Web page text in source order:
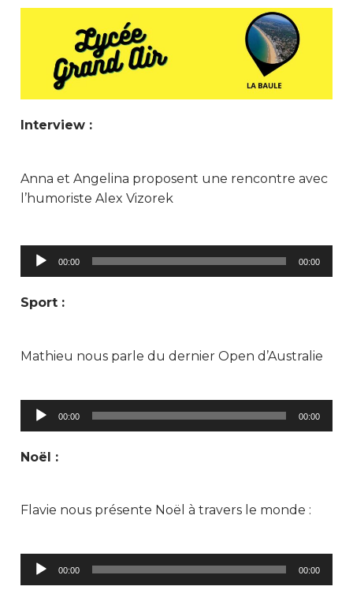
Interview :
Anna et Angelina proposent une rencontre avec
l’humoriste Alex Vizorek
Lecteur
audio
00:00 00:00
Sport :
Mathieu nous parle du dernier Open d’Australie
Lecteur
audio
00:00 00:00
Noël :
Flavie nous présente Noël à travers le monde :
Lecteur
audio
00:00 00:00